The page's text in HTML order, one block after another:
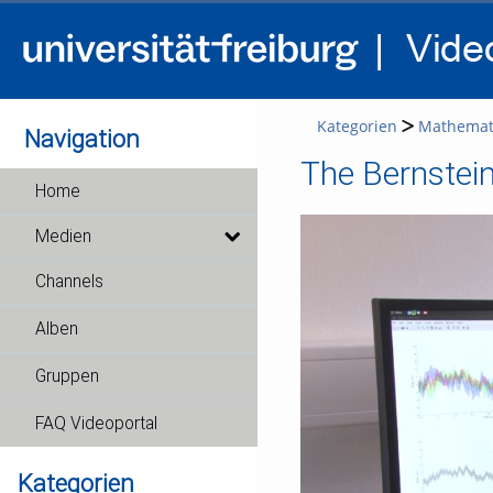
Navigation
Home
Medien
Channels
Alben
Gruppen
FAQ Videoportal
Kategorien
Kategorien
The